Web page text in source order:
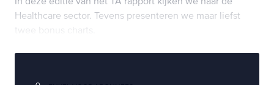
Healthcare sector. Tevens presenteren we maar liefst